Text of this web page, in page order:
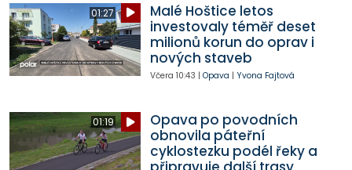
01:27
Malé Hoštice letos
investovaly téměř deset
milionů korun do oprav i
nových staveb
Včera 10:43 | Opava | Yvona Fajtová
01:19
Opava po povodních
obnovila páteřní
cyklostezku podél řeky a